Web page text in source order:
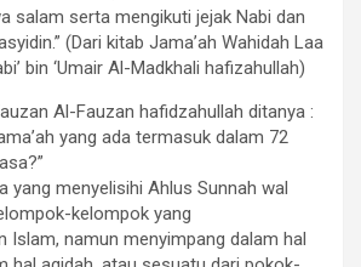
salam serta mengikuti jejak Nabi dan
(Dari kitab Jama’ah Wahidah Laa
bin ‘Umair Al-Madkhali hafizahullah)
Al-Fauzan hafidzahullah ditanya :
yang ada termasuk dalam 72
yang menyelisihi Ahlus Sunnah wal
kelompok yang
Islam, namun menyimpang dalam hal